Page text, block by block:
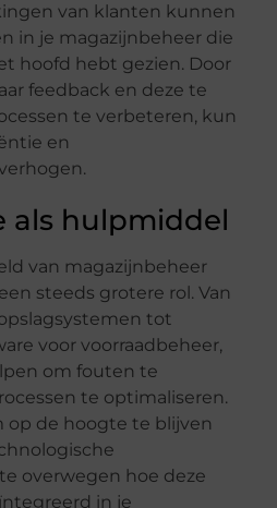
van klanten kunnen
in je magazijnbeheer die
hoofd hebt gezien. Door
feedback en deze te
te verbeteren, kun
en
als hulpmiddel
van magazijnbeheer
steeds grotere rol. Van
tot
voor voorraadbeheer,
om fouten te
te optimaliseren.
op de hoogte te blijven
overwegen hoe deze
in je